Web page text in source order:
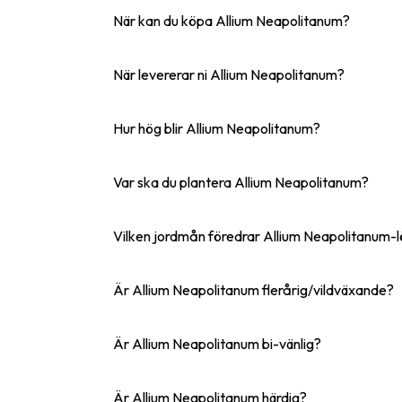
När kan du köpa Allium Neapolitanum?
När levererar ni Allium Neapolitanum?
Hur hög blir Allium Neapolitanum?
Var ska du plantera Allium Neapolitanum?
Vilken jordmån föredrar Allium Neapolitanum-
Är Allium Neapolitanum flerårig/vildväxande?
Är Allium Neapolitanum bi-vänlig?
Är Allium Neapolitanum härdig?